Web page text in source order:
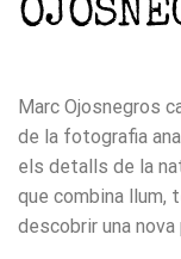
Marc Ojosnegros
de la fotografia
els detalls de la
que combina llum,
descobrir una